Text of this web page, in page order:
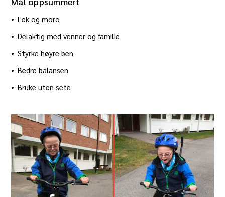
Lek og moro
Delaktig med venner og familie
Styrke høyre ben
Bedre balansen
Bruke uten sete